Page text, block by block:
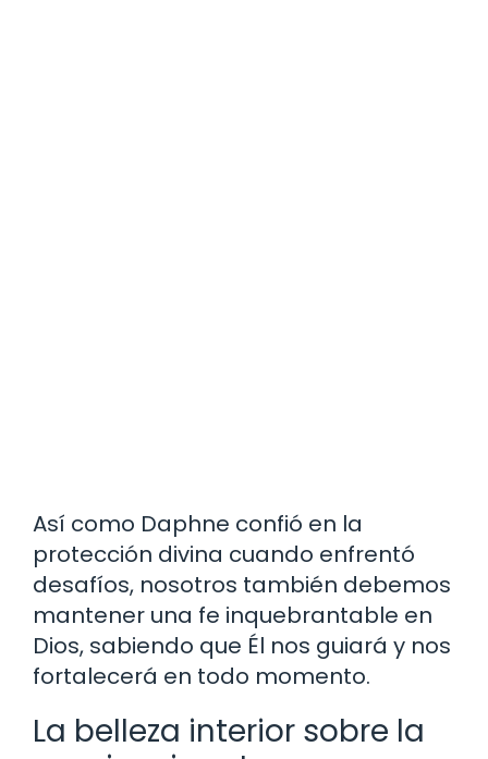
Así como Daphne confió en la
protección divina cuando enfrentó
desafíos, nosotros también debemos
mantener una fe inquebrantable en
Dios, sabiendo que Él nos guiará y nos
fortalecerá en todo momento.
La belleza interior sobre la